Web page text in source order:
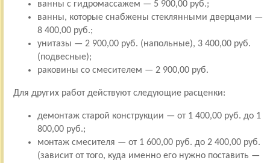
ванны с гидромассажем — 5 900,00 руб.;
ванны, которые снабжены стеклянными дверцами —
8 400,00 руб.;
унитазы — 2 900,00 руб. (напольные), 3 400,00 руб.
(подвесные);
раковины со смесителем — 2 900,00 руб.
Для других работ действуют следующие расценки:
демонтаж старой конструкции — от 1 400,00 руб. до 1
800,00 руб.;
монтаж смесителя — от 1 600,00 руб. до 2 400,00 руб.
(зависит от того, куда именно его нужно поставить —